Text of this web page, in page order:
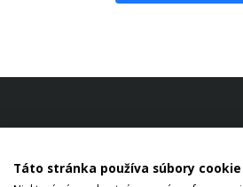
Táto stránka používa súbory cookie